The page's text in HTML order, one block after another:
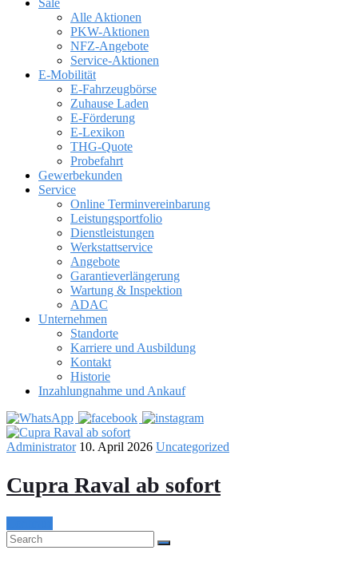
Sale
Alle Aktionen
PKW-Aktionen
NFZ-Angebote
Service-Aktionen
E-Mobilität
E-Fahrzeugbörse
Zuhause Laden
E-Förderung
E-Lexikon
THG-Quote
Probefahrt
Gewerbekunden
Service
Online Terminvereinbarung
Leistungsportfolio
Dienstleistungen
Werkstattservice
Angebote
Garantieverlängerung
Wartung & Inspektion
ADAC
Unternehmen
Standorte
Karriere und Ausbildung
Kontakt
Historie
Inzahlungnahme und Ankauf
Administrator 10. April 2026 Uncategorized
Cupra Raval ab sofort